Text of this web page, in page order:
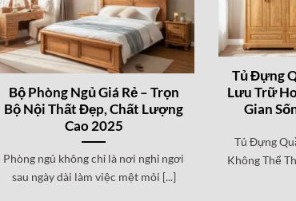
Tủ Đựng
Lưu Trữ
Gian
Tủ Đựng
Không Thể
Bộ Phòng Ngủ Giá Rẻ – Trọn
Bộ Nội Thất Đẹp, Chất Lượng
Cao 2025
Phòng ngủ không chỉ là nơi nghỉ ngơi
sau ngày dài làm việc mệt mỏi [...]